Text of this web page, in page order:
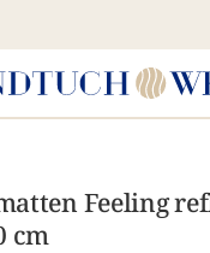
Feeling
cm